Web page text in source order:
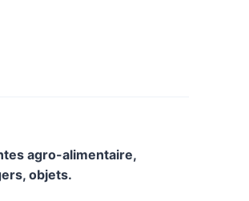
agro-alimentaire,
objets.